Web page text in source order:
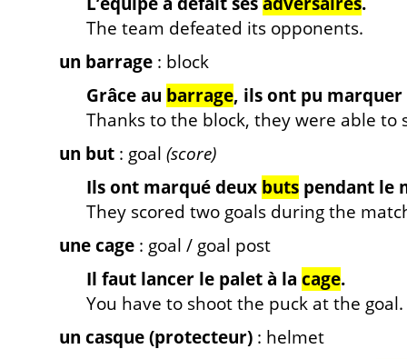
The team defeated its opponents.
un barrage : block
Grâce au barrage, ils ont pu
Thanks to the block, they were able to
un but : goal (score)
Ils ont marqué deux buts pendant le
They scored two goals during the
une cage : goal / goal post
Il faut lancer le palet à la cage.
You have to shoot the puck at the goal.
un casque (protecteur) : helmet